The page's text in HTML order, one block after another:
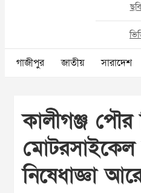
গাজীপুর জাতীয় সারাদেশ
কালীগঞ্জ পৌর
মোটরসাইকেল
নিষেধাজ্ঞা